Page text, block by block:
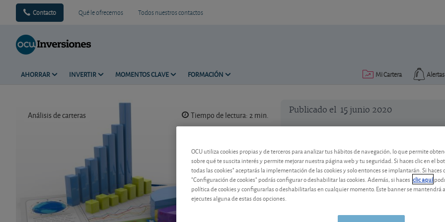
Contacto Qué le ofrecemos Todos nuestros contactos
AHORRAR INVERTIR MOMENTOS CLAVE FORMACIÓN Alertas
Mi Cartera
Análisis de carteras Tiempo de lectura: 2 min. Publicado el 15 junio 2020
La Cartera Global Flexible
La caída de los mercados bursátiles
evolución en la semana.
Metavalor Global 108,82 EUR
OCU utiliza cookies propias y de terceros para analizar tus hábitos de navegación, lo que permite
sobre qué te suscita interés y permite mejorar nuestra página web y tu seguridad. Si haces clic en el
todas las cookies" aceptarás la implementación de las cookies y solo entonces se implantarán. Si haces
"Configuración de cookies" podrás configurar o deshabilitar las cookies. Además, si haces clic aquí
política de cookies y configurarlas o deshabilitarlas en cualquier momento. Este banner se mantendrá
ejecutes alguna de estas dos opciones.